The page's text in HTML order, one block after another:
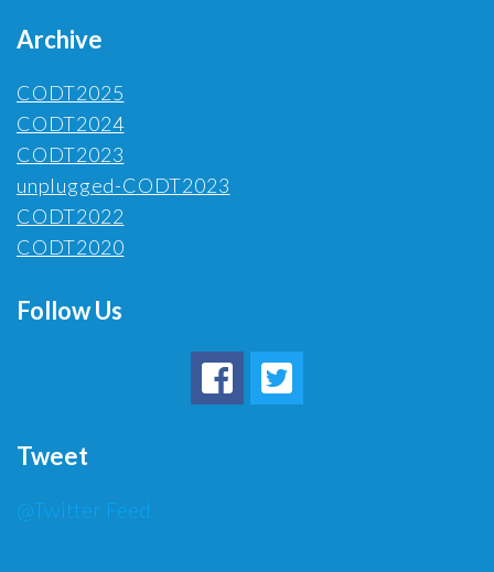
Archive
CODT2025
CODT2024
CODT2023
unplugged-CODT2023
CODT2022
CODT2020
Follow Us
Tweet
@Twitter Feed